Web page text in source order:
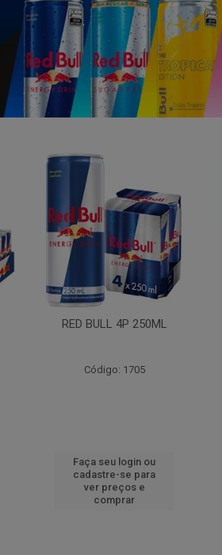
RED BULL 4P 250ML
Código: 1705
Faça seu login ou
cadastre-se para
ver preços e
comprar